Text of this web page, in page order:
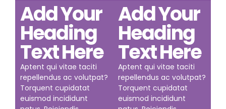
Add Your
Heading
Text Here
Aptent qui vitae taciti
repellendus ac volutpat?
Torquent cupidatat
euismod incididunt
Add Your
Heading
Text Here
Aptent qui vitae taciti
repellendus ac volutpat?
Torquent cupidatat
euismod incididunt